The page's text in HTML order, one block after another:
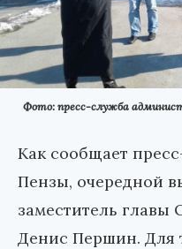
Фото: пресс-служба
Как сообщает
Пензы, очередной
заместитель главы
Денис Першин. Для